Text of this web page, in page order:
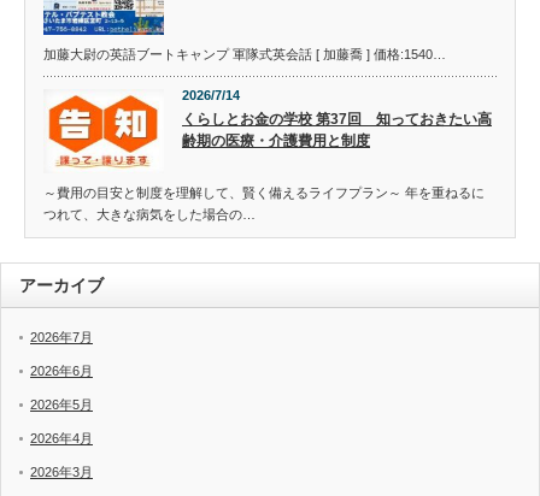
加藤大尉の英語ブートキャンプ 軍隊式英会話 [ 加藤喬 ] 価格:1540…
2026/7/14
くらしとお金の学校 第37回 知っておきたい高
齢期の医療・介護費用と制度
～費用の目安と制度を理解して、賢く備えるライフプラン～ 年を重ねるに
つれて、大きな病気をした場合の…
アーカイブ
2026年7月
2026年6月
2026年5月
2026年4月
2026年3月